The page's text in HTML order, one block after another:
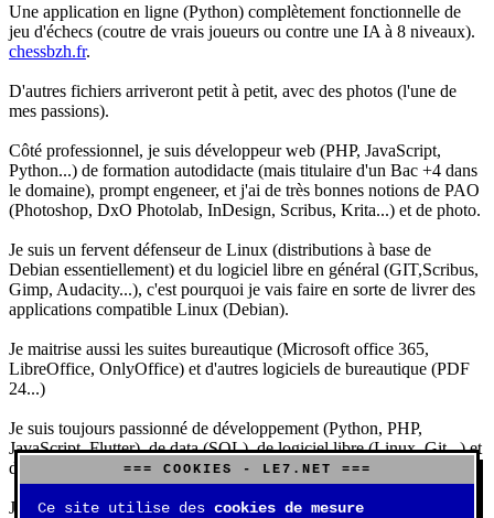
Une application en ligne (Python) complètement fonctionnelle de
jeu d'échecs (coutre de vrais joueurs ou contre une IA à 8 niveaux).
chessbzh.fr.
D'autres fichiers arriveront petit à petit, avec des photos (l'une de
mes passions).
Côté professionnel, je suis développeur web (PHP, JavaScript,
Python...) de formation autodidacte (mais titulaire d'un Bac +4 dans
le domaine), prompt engeneer, et j'ai de très bonnes notions de PAO
(Photoshop, DxO Photolab, InDesign, Scribus, Krita...) et de photo.
Je suis un fervent défenseur de Linux (distributions à base de
Debian essentiellement) et du logiciel libre en général (GIT,Scribus,
Gimp, Audacity...), c'est pourquoi je vais faire en sorte de livrer des
applications compatible Linux (Debian).
Je maitrise aussi les suites bureautique (Microsoft office 365,
LibreOffice, OnlyOffice) et d'autres logiciels de bureautique (PDF
24...)
Je suis toujours passionné de développement (Python, PHP,
JavaScript, Flutter), de data (SQL), de logiciel libre (Linux, Git...) et
d'IA (principalement Claude et DeepSeek).
J'aime jouer, surtout aux jeux de sociétés (Risk, Uno, Scrabble...),
=== COOKIES - LE7.NET ===
Ce site utilise des cookies de mesure